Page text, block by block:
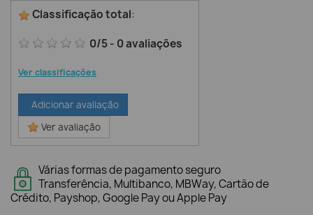
Classificação total:
0/5- 0avaliações
Ver classificações
Adicionar avaliação
Ver avaliação
Várias formas de pagamento seguro
Transferência, Multibanco, MBWay, Cartão de
Crédito, Payshop, Google Pay ou Apple Pay